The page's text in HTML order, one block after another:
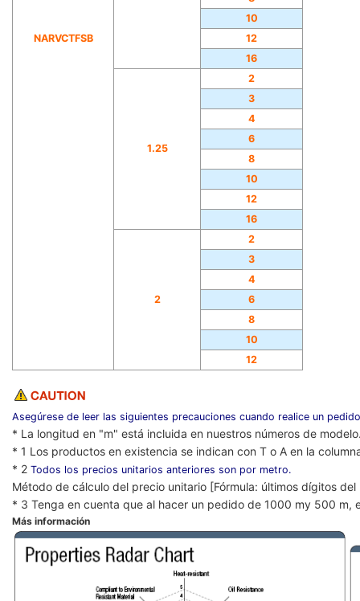
NARVCTFSB
10
12
16
1.25
2
3
4
6
8
10
12
16
2
2
3
4
6
8
10
12
Asegúrese de leer las siguientes precauciones cuando realice un
* La longitud en "m" está incluida en nuestros números de
* 1 Los productos en existencia se indican con T o A en la
* 2 Todos los precios unitarios anteriores son por metro.
Método de cálculo del precio unitario [Fórmula: últimos dígitos
* 3 Tenga en cuenta que al hacer un pedido de 1000 my 500
Más información